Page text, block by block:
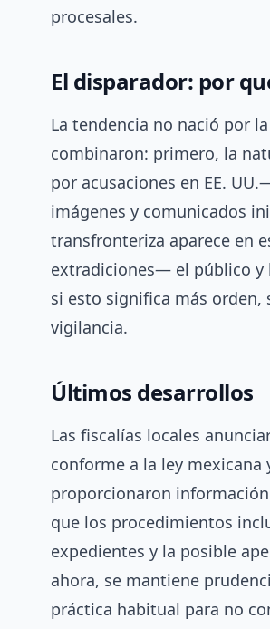
procesales.
El disparador: por
La tendencia no nació por
combinaron: primero, la
por acusaciones en EE.
imágenes y comunicados
transfronteriza aparece en
extradiciones— el público y
si esto significa más orden,
vigilancia.
Últimos desarrollos
Las fiscalías locales
conforme a la ley
proporcionaron
que los procedimientos
expedientes y la posible
ahora, se mantiene
práctica habitual para no